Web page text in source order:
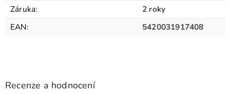
Záruka:
2 roky
EAN: 5420031917408
Recenze a hodnocení